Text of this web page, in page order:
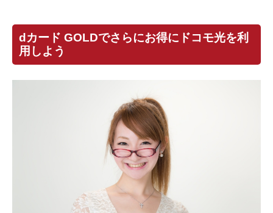
dカード GOLDでさらにお得にドコモ光を利
用しよう